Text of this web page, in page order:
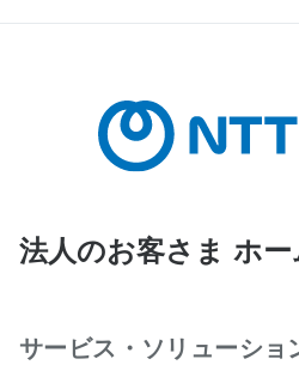
法人のお客さま ホー
サービス・ソリューショ